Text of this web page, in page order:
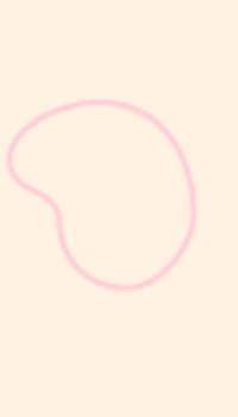
Setelah melahirkan,
sekitar 2–3 minggu, bahkan